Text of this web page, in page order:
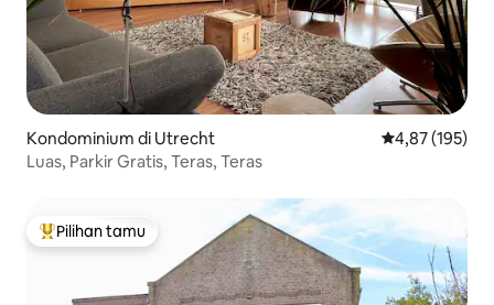
Kondominium di Utrecht Nilai rata-rata
4,87 (195)
Luas, Parkir Gratis, Teras, Teras
Pilihan tamu terpopuler
Pilihan tamu